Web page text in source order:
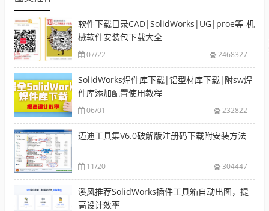
软件下载目录CAD|SolidWorks|UG|proe等-机
械软件安装包下载大全
07/22 2468327
SolidWorks焊件库下载|铝型材库下载|附sw焊
件库添加配置使用教程
06/01 232822
迈迪工具集V6.0破解版注册码下载附安装方法
11/20 304447
溪风推荐SolidWorks插件工具箱自动出图，提
高设计效率